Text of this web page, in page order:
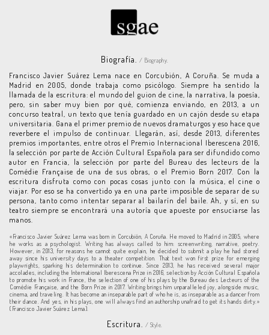
Biografía. / Biography.
Francisco Javier Suárez Lema nace en Corcubión, A Coruña. Se muda a
Madrid en 2005, donde trabaja como psicólogo. Siempre ha sentido la
llamada de la escritura: el mundo del guion de cine, la narrativa, la poesía,
pero, sin saber muy bien por qué, comienza enviando, en 2013, a un
concurso teatral, un texto que tenía guardado en un cajón desde su etapa
universitaria. Gana el primer premio de nuevos dramaturgos y eso hace que
reverbere el impulso de continuar. Llegarán, así, desde 2013, diferentes
premios importantes, entre otros el Premio Internacional Iberescena 2016,
la selección por parte de Acción Cultural Española para ser difundido como
autor en Francia, la selección por parte del Bureau des lecteurs de la
Comédie Française de una de sus obras, o el Premio Born 2017. Con la
escritura disfruta como con pocas cosas junto con la música, el cine o
viajar. Por eso se ha convertido ya en una parte imposible de separar de su
persona, tanto como intentar separar al bailarín del baile. Ah, y sí, en su
teatro siempre se encontrará una autoría que apueste por ensuciarse las
manos.
«Francisco Javier Suárez Lema was born in Corcubión, A Coruña. He moved to Madrid in 2005, where
he works as a psychologist. Writing has always called to him: screenwriting, narrative, poetry.
However, in 2013, for reasons he cannot quite explain, he decided to submit a play he had stored
away since his university days to a theater competition. That text won first prize for emerging
playwrights, sparking his determination to continue. Since 2013, he has received several major
accolades, including the International Iberescena Prize in 2016, selection by Acción Cultural Española
to promote his work in France, the selection of one of his plays by the Bureau des Lecteurs of the
Comédie Française, and the Born Prize in 2017. Writing brings him unparalleled joy, alongside music,
cinema, and traveling. It has become an inseparable part of who he is, as inseparable as a dancer from
their dance. And yes, in his plays, one will always find an authorship unafraid to get its hands dirty.»
(Francisco Javier Suárez Lema).
Escritura. / Style.